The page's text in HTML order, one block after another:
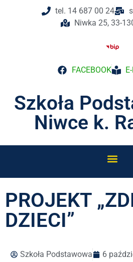
tel. 14 687 00 24
Niwka 25, 33-
FACEBOOK
Szkoła
Niwce k.
PROJEKT
DZIECI”
Szkoła Podstawowa 6